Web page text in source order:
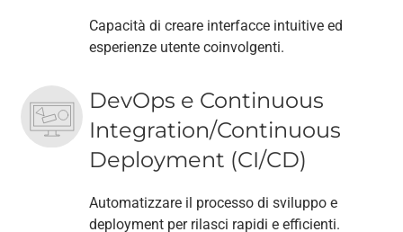
Capacità di creare interfacce intuitive ed
esperienze utente coinvolgenti.
DevOps e Continuous
Integration/Continuous
Deployment (CI/CD)
Automatizzare il processo di sviluppo e
deployment per rilasci rapidi e efficienti.